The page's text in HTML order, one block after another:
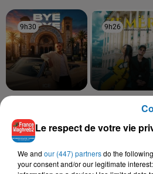
9h30
9h30 9h26
9h26
SOOLKING
Zemer
Le respect de votre vie
We and our (447) partnersdo the
your consent and/or our legitimate